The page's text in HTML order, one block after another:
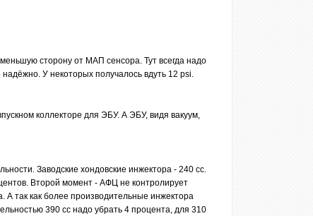
сторону от МАП сенсора. Тут всегда надо
У некоторых получалось вдуть 12 psi.
коллекторе для ЭБУ. А ЭБУ, видя вакуум,
Заводские хондовские инжектора - 240 сс.
Второй момент - АФЦ не контролирует
так как более производительные инжектора
390 сс надо убрать 4 процента, для 310